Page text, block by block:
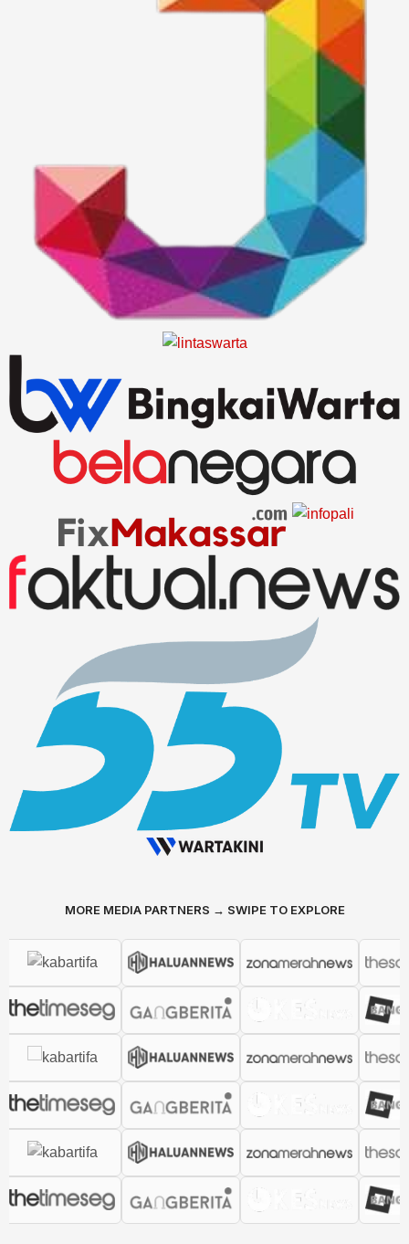
MORE MEDIA PARTNERS → SWIPE TO EXPLORE